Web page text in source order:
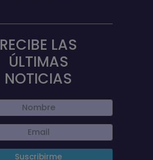
RECIBE LAS
ÚLTIMAS
NOTICIAS